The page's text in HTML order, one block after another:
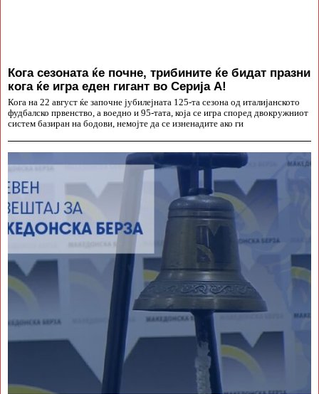
Кога сезоната ќе почне, трибините ќе бидат празни
кога ќе игра еден гигант во Серија А!
Кога на 22 август ќе започне јубилејната 125-та сезона од италијанското
фудбалско првенство, а воедно и 95-тата, која се игра според двокружниот
систем базиран на бодови, немојте да се изненадите ако ги